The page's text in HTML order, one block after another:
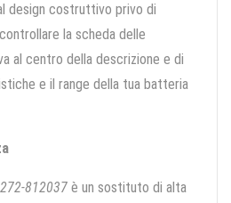
design costruttivo privo di
la scheda delle
al centro della descrizione e di
e il range della tua batteria
812037 è un sostituto di alta